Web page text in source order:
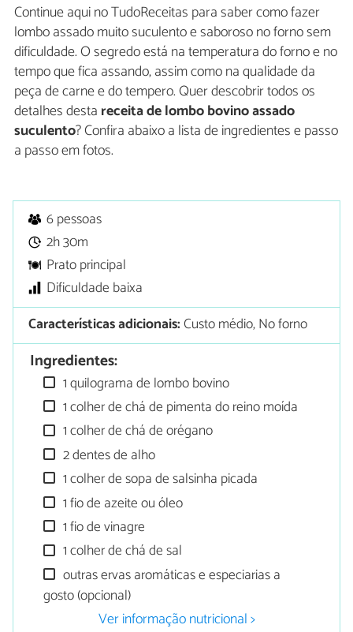
Continue aqui no TudoReceitas para saber como fazer
lombo assado muito suculento e saboroso no forno sem
dificuldade. O segredo está na temperatura do forno e no
tempo que fica assando, assim como na qualidade da
peça de carne e do tempero. Quer descobrir todos os
detalhes desta receita de lombo bovino assado
suculento? Confira abaixo a lista de ingredientes e passo
a passo em fotos.
6 pessoas
2h 30m
Prato principal
Dificuldade baixa
Características adicionais:Custo médio, No forno
Ingredientes:
1 quilograma de lombo bovino
1 colher de chá de pimenta do reino moída
1 colher de chá de orégano
2 dentes de alho
1 colher de sopa de salsinha picada
1 fio de azeite ou óleo
1 fio de vinagre
1 colher de chá de sal
outras ervas aromáticas e especiarias a
gosto (opcional)
Ver informação nutricional >